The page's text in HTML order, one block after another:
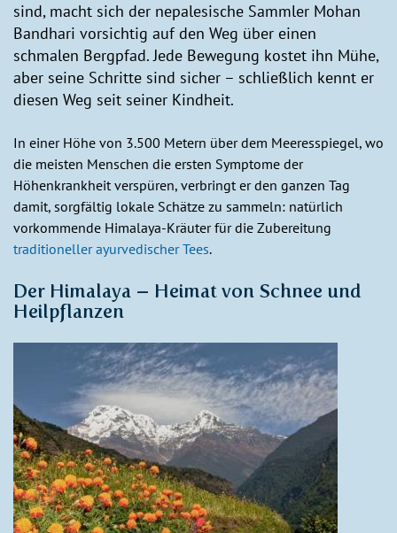
sind, macht sich der nepalesische Sammler Mohan
Bandhari vorsichtig auf den Weg über einen
schmalen Bergpfad. Jede Bewegung kostet ihn Mühe,
aber seine Schritte sind sicher – schließlich kennt er
diesen Weg seit seiner Kindheit.
In einer Höhe von 3.500 Metern über dem Meeresspiegel, wo
die meisten Menschen die ersten Symptome der
Höhenkrankheit verspüren, verbringt er den ganzen Tag
damit, sorgfältig lokale Schätze zu sammeln: natürlich
vorkommende Himalaya-Kräuter für die Zubereitung
traditioneller ayurvedischer Tees.
Der Himalaya – Heimat von Schnee und
Heilpflanzen